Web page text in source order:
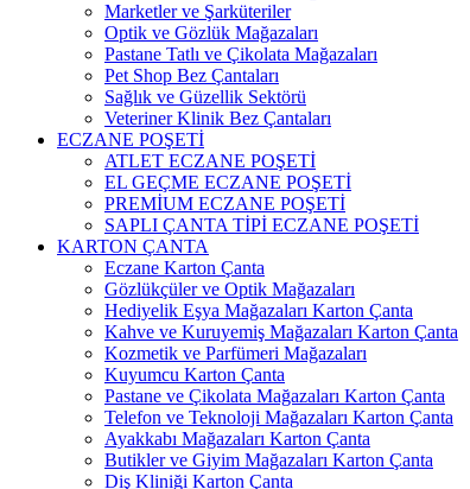
Marketler ve Şarküteriler
Optik ve Gözlük Mağazaları
Pastane Tatlı ve Çikolata Mağazaları
Pet Shop Bez Çantaları
Sağlık ve Güzellik Sektörü
Veteriner Klinik Bez Çantaları
ECZANE POŞETİ
ATLET ECZANE POŞETİ
EL GEÇME ECZANE POŞETİ
PREMİUM ECZANE POŞETİ
SAPLI ÇANTA TİPİ ECZANE POŞETİ
KARTON ÇANTA
Eczane Karton Çanta
Gözlükçüler ve Optik Mağazaları
Hediyelik Eşya Mağazaları Karton Çanta
Kahve ve Kuruyemiş Mağazaları Karton Çanta
Kozmetik ve Parfümeri Mağazaları
Kuyumcu Karton Çanta
Pastane ve Çikolata Mağazaları Karton Çanta
Telefon ve Teknoloji Mağazaları Karton Çanta
Ayakkabı Mağazaları Karton Çanta
Butikler ve Giyim Mağazaları Karton Çanta
Diş Kliniği Karton Çanta